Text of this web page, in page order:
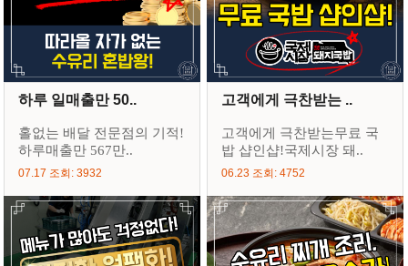
하루 일매출만 50..
홀없는 배달 전문점의 기적!
하루매출만 567만..
07.17 조회: 3932
고객에게 극찬받는 ..
고객에게 극찬받는무료 국
밥 샵인샵!국제시장 돼..
06.23 조회: 4752